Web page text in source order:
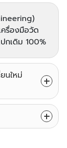
ครื่องมือวัด
กเดิม 100%
นใหม่